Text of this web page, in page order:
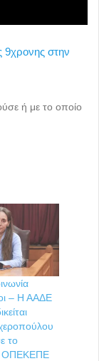
9χρονης στην
ή με το οποίο
– Η ΑΑΔΕ
το
ΟΠΕΚΕΠΕ